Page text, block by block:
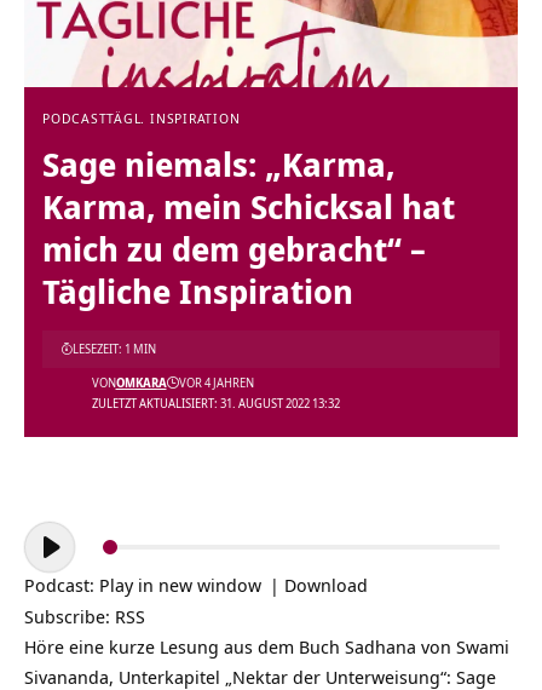
PODCASTTÄGL. INSPIRATION
Sage niemals: „Karma,
Karma, mein Schicksal hat
mich zu dem gebracht“ –
Tägliche Inspiration
ZULETZT AKTUALISIERT: 31. AUGUST 2022 13:32
VONOMKARA VOR 4 JAHREN
LESEZEIT: 1 MIN
Audio-
Player
Podcast: Play in new window | Download
Subscribe: RSS
Höre eine kurze Lesung aus dem Buch Sadhana von Swami
Sivananda, Unterkapitel „Nektar der Unterweisung“: Sage